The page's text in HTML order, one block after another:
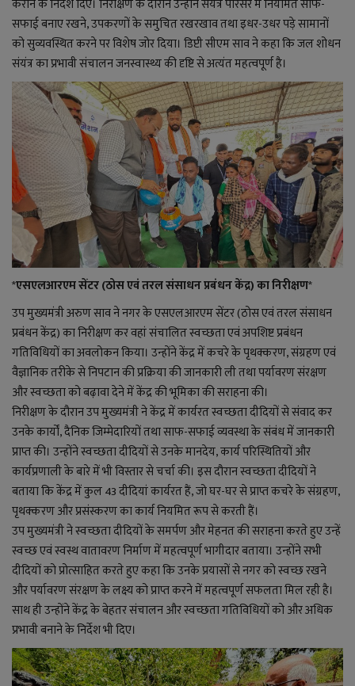
कराने के निर्देश दिए। निरीक्षण के दौरान उन्होंने संयंत्र परिसर में नियमित साफ-
सफाई बनाए रखने, उपकरणों के समुचित रखरखाव तथा इधर-उधर पड़े सामानों
को सुव्यवस्थित करने पर विशेष जोर दिया। डिप्टी सीएम साव ने कहा कि जल शोधन
संयंत्र का प्रभावी संचालन जनस्वास्थ्य की दृष्टि से अत्यंत महत्वपूर्ण है।
*एसएलआरएम सेंटर (ठोस एवं तरल संसाधन प्रबंधन केंद्र) का निरीक्षण*
उप मुख्यमंत्री अरुण साव ने नगर के एसएलआरएम सेंटर (ठोस एवं तरल संसाधन
प्रबंधन केंद्र) का निरीक्षण कर वहां संचालित स्वच्छता एवं अपशिष्ट प्रबंधन
गतिविधियों का अवलोकन किया। उन्होंने केंद्र में कचरे के पृथक्करण, संग्रहण एवं
वैज्ञानिक तरीके से निपटान की प्रक्रिया की जानकारी ली तथा पर्यावरण संरक्षण
और स्वच्छता को बढ़ावा देने में केंद्र की भूमिका की सराहना की।
निरीक्षण के दौरान उप मुख्यमंत्री ने केंद्र में कार्यरत स्वच्छता दीदियों से संवाद कर
उनके कार्यों, दैनिक जिम्मेदारियों तथा साफ-सफाई व्यवस्था के संबंध में जानकारी
प्राप्त की। उन्होंने स्वच्छता दीदियों से उनके मानदेय, कार्य परिस्थितियों और
कार्यप्रणाली के बारे में भी विस्तार से चर्चा की। इस दौरान स्वच्छता दीदियों ने
बताया कि केंद्र में कुल 43 दीदियां कार्यरत हैं, जो घर-घर से प्राप्त कचरे के संग्रहण,
पृथक्करण और प्रसंस्करण का कार्य नियमित रूप से करती हैं।
उप मुख्यमंत्री ने स्वच्छता दीदियों के समर्पण और मेहनत की सराहना करते हुए उन्हें
स्वच्छ एवं स्वस्थ वातावरण निर्माण में महत्वपूर्ण भागीदार बताया। उन्होंने सभी
दीदियों को प्रोत्साहित करते हुए कहा कि उनके प्रयासों से नगर को स्वच्छ रखने
और पर्यावरण संरक्षण के लक्ष्य को प्राप्त करने में महत्वपूर्ण सफलता मिल रही है।
साथ ही उन्होंने केंद्र के बेहतर संचालन और स्वच्छता गतिविधियों को और अधिक
प्रभावी बनाने के निर्देश भी दिए।